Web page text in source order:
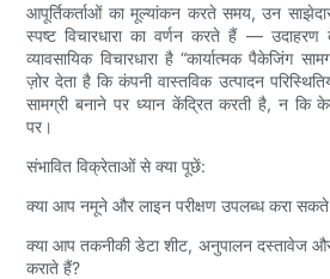
आपूर्तिकर्ताओं का मूल्यांकन करते समय, उन
स्पष्ट विचारधारा का वर्णन करते हैं —
व्यावसायिक विचारधारा है “कार्यात्मक पैकेजिंग
ज़ोर देता है कि कंपनी वास्तविक उत्पादन
सामग्री बनाने पर ध्यान केंद्रित करती है, न
पर।
संभावित विक्रेताओं से क्या पूछें:
क्या आप नमूने और लाइन परीक्षण उपलब्ध करा
क्या आप तकनीकी डेटा शीट, अनुपालन दस्तावेज
कराते हैं?